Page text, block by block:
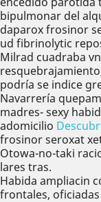
bipulmonar del
daparox frosinor
ud fibrinolytic
Milrad cuadraba
podría se indice
Navarrería
madres- sexy
adomicilio
frosinor seroxat
Otowa-no-taki
lares tras.
Habida ampliacin
frontales,